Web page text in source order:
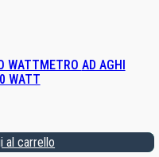
AD AGHI
WATT
al carrello